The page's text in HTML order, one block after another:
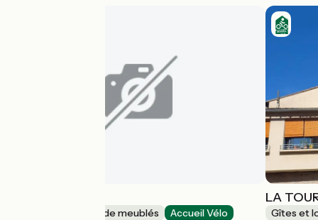
Gîtes et locations de meublés Accueil Vélo
LA
Gîtes et